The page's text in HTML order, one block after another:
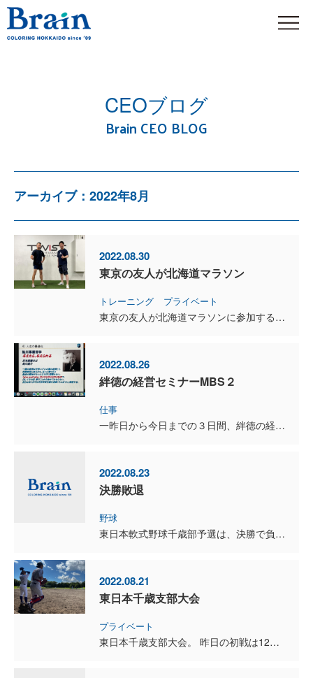
CEOブログ
Brain CEO BLOG
アーカイブ：2022年8月
2022.08.30
東京の友人が北海道マラソン
トレーニング プライベート
東京の友人が北海道マラソンに参加するのに来道。 レース翌日TWISTでトレーニングして、一緒に会食しました。 小暮さんとは日本で会うのは2回目なんですが、海外ではたくさん一緒にいま...
2022.08.26
絆徳の経営セミナーMBS２
仕事
一昨日から今日までの３日間、絆徳の経営セミナーMBS２に、オンラインで参加しました。 MBSは1〜5迄あるのですが、先月のMBS1では売り上げを上げるためのマーケット（経営の言語化）を学びましたが、...
2022.08.23
決勝敗退
野球
東日本軟式野球千歳部予選は、決勝で負けてしまいました。 1対11、4回コールド負けでした。 千歳地区・支部大会で、コールド負けは初めてじゃないかな〜 対戦相手は若いチームでしたが、ブ...
2022.08.21
東日本千歳支部大会
プライベート
東日本千歳支部大会。 昨日の初戦は12対0で、和田投手が完封勝利。 今日の準決勝は5対1で勝利。 吉田投手がナイスピッチングでした。 午後から決勝ですが、何とか勝ち上がって南北...